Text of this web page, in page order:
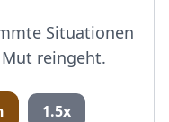
Situationen
reingeht.
1.5x